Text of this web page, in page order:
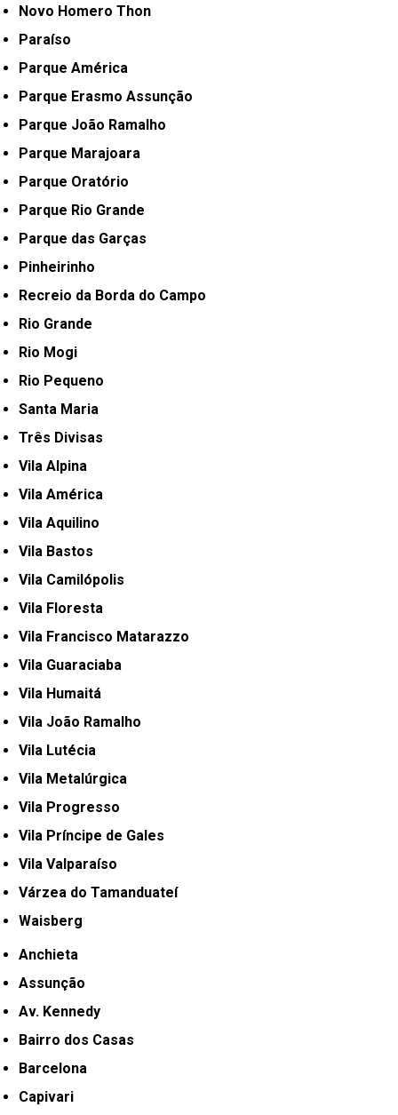
Novo Homero Thon
Paraíso
Parque América
Parque Erasmo Assunção
Parque João Ramalho
Parque Marajoara
Parque Oratório
Parque Rio Grande
Parque das Garças
Pinheirinho
Recreio da Borda do Campo
Rio Grande
Rio Mogi
Rio Pequeno
Santa Maria
Três Divisas
Vila Alpina
Vila América
Vila Aquilino
Vila Bastos
Vila Camilópolis
Vila Floresta
Vila Francisco Matarazzo
Vila Guaraciaba
Vila Humaitá
Vila João Ramalho
Vila Lutécia
Vila Metalúrgica
Vila Progresso
Vila Príncipe de Gales
Vila Valparaíso
Várzea do Tamanduateí
Waisberg
Anchieta
Assunção
Av. Kennedy
Bairro dos Casas
Barcelona
Capivari